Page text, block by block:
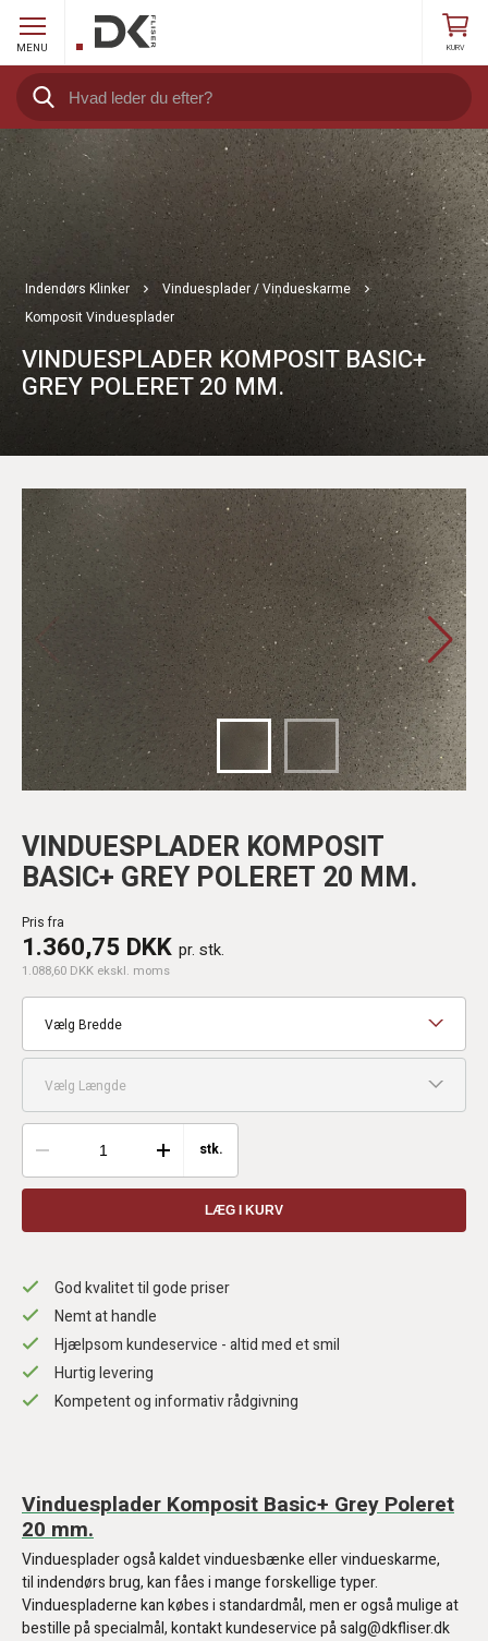
MENU KURV
Indendørs Klinker
Vinduesplader / Vindueskarme
Komposit Vinduesplader
VINDUESPLADER KOMPOSIT BASIC+
GREY POLERET 20 MM.
VINDUESPLADER KOMPOSIT
BASIC+ GREY POLERET 20 MM.
Pris fra
1.360,75 DKK pr. stk.
1.088,60 DKK ekskl. moms
Vælg Bredde
Vælg Længde
stk.
LÆG I KURV
God kvalitet til gode priser
Nemt at handle
Hjælpsom kundeservice - altid med et smil
Hurtig levering
Kompetent og informativ rådgivning
Vinduesplader Komposit Basic+ Grey Poleret
20 mm.
Vinduesplader også kaldet vinduesbænke eller vindueskarme,
til indendørs brug, kan fåes i mange forskellige typer.
Vinduespladerne kan købes i standardmål, men er også mulige at
bestille på specialmål, kontakt kundeservice på salg@dkfliser.dk